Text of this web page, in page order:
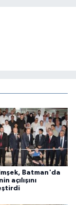
Batman'da
açılışını